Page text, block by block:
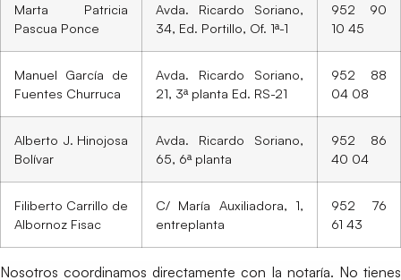
Marta Patricia
Pascua Ponce
Avda. Ricardo Soriano,
34, Ed. Portillo, Of. 1ª-1
952 90
10 45
Manuel García de
Fuentes Churruca
Avda. Ricardo Soriano,
21, 3ª planta Ed. RS-21
952 88
04 08
Alberto J. Hinojosa
Bolívar
Avda. Ricardo Soriano,
65, 6ª planta
952 86
40 04
Filiberto Carrillo de
Albornoz Fisac
C/ María Auxiliadora, 1,
entreplanta
952 76
61 43
Nosotros coordinamos directamente con la notaría. No tienes